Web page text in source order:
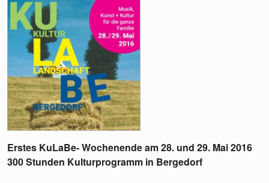
Erstes KuLaBe- Wochenende am 28. und 29. Mai 2016
300 Stunden Kulturprogramm in Bergedorf